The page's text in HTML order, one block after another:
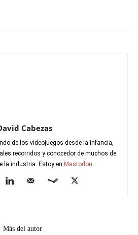
Cabezas
de los videojuegos desde la infancia,
recorridos y conocedor de muchos de
la industria. Estoy en Mastodon
Más del autor